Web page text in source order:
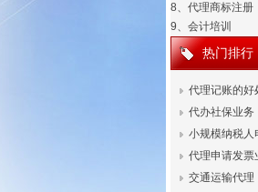
8、代理商标注册
9、会计培训
热门排行
代理记账的好
代办社保业务
小规模纳税人
代理申请发票
交通运输代理